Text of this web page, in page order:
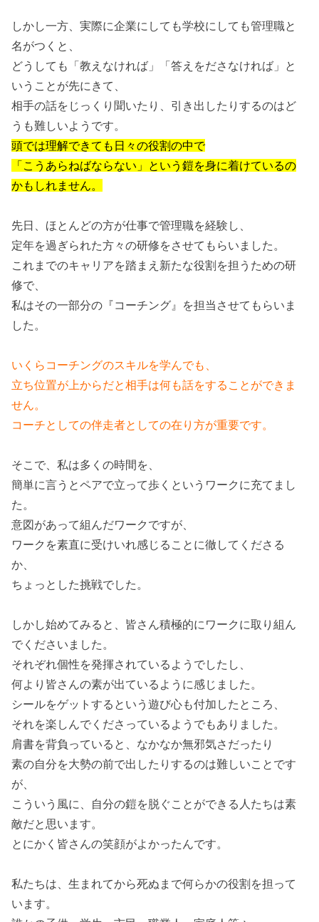
しかし一方、実際に企業にしても学校にしても管理職と
名がつくと、
どうしても「教えなければ」「答えをださなければ」と
いうことが先にきて、
相手の話をじっくり聞いたり、引き出したりするのはど
うも難しいようです。
頭では理解できても日々の役割の中で
「こうあらねばならない」という鎧を身に着けているの
かもしれません。
先日、ほとんどの方が仕事で管理職を経験し、
定年を過ぎられた方々の研修をさせてもらいました。
これまでのキャリアを踏まえ新たな役割を担うための研
修で、
私はその一部分の『コーチング』を担当させてもらいま
した。
いくらコーチングのスキルを学んでも、
立ち位置が上からだと相手は何も話をすることができま
せん。
コーチとしての伴走者としての在り方が重要です。
そこで、私は多くの時間を、
簡単に言うとペアで立って歩くというワークに充てまし
た。
意図があって組んだワークですが、
ワークを素直に受けいれ感じることに徹してくださる
か、
ちょっとした挑戦でした。
しかし始めてみると、皆さん積極的にワークに取り組ん
でくださいました。
それぞれ個性を発揮されているようでしたし、
何より皆さんの素が出ているように感じました。
シールをゲットするという遊び心も付加したところ、
それを楽しんでくださっているようでもありました。
肩書を背負っていると、なかなか無邪気さだったり
素の自分を大勢の前で出したりするのは難しいことです
が、
こういう風に、自分の鎧を脱ぐことができる人たちは素
敵だと思います。
とにかく皆さんの笑顔がよかったんです。
私たちは、生まれてから死ぬまで何らかの役割を担って
います。